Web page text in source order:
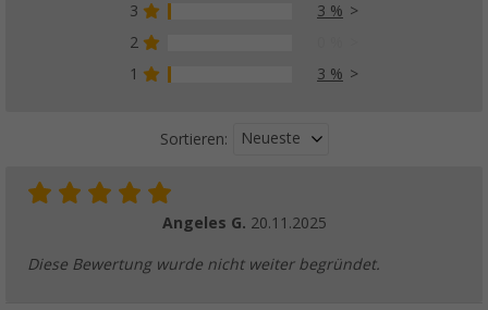
3
3 %
2
1
3 %
Sortieren: Neueste
Angeles G. 20.11.2025
Diese Bewertung wurde nicht weiter begründet.